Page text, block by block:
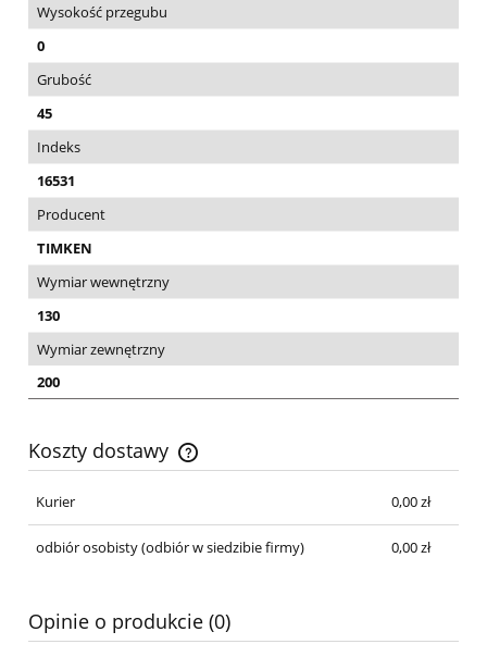
Wysokość przegubu
0
Grubość
45
Indeks
16531
Producent
TIMKEN
Wymiar wewnętrzny
130
Wymiar zewnętrzny
200
Koszty dostawy
Cena nie zawiera ewentualnych kosztów płatności
Kurier
0,00 zł
odbiór osobisty(odbiór w siedzibie firmy) 0,00 zł
Opinie o produkcie (0)